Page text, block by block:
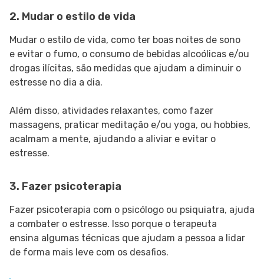
2. Mudar o estilo de vida
Mudar o estilo de vida, como ter boas noites de sono
e evitar o fumo, o consumo de bebidas alcoólicas e/ou
drogas ilícitas, são medidas que ajudam a diminuir o
estresse no dia a dia.
Além disso, atividades relaxantes, como fazer
massagens, praticar meditação e/ou yoga, ou hobbies,
acalmam a mente, ajudando a aliviar e evitar o
estresse.
3. Fazer psicoterapia
Fazer psicoterapia com o psicólogo ou psiquiatra, ajuda
a combater o estresse. Isso porque o terapeuta
ensina algumas técnicas que ajudam a pessoa a lidar
de forma mais leve com os desafios.